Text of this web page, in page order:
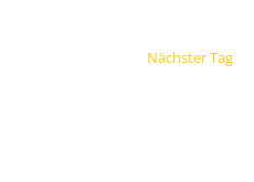
Nächster Tag